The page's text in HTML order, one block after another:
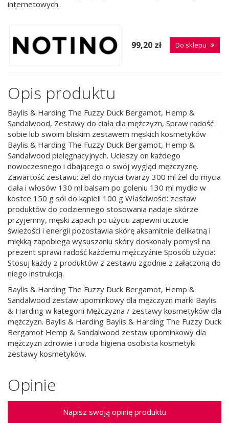
internetowych.
99,20 zł Do sklepu
Opis produktu
Baylis & Harding The Fuzzy Duck Bergamot, Hemp &
Sandalwood, Zestawy do ciała dla mężczyzn, Spraw radość
sobie lub swoim bliskim zestawem męskich kosmetyków
Baylis & Harding The Fuzzy Duck Bergamot, Hemp &
Sandalwood pielęgnacyjnych. Ucieszy on każdego
nowoczesnego i dbającego o swój wygląd mężczyznę.
Zawartość zestawu: żel do mycia twarzy 300 ml żel do mycia
ciała i włosów 130 ml balsam po goleniu 130 ml mydło w
kostce 150 g sól do kąpieli 100 g Właściwości: zestaw
produktów do codziennego stosowania nadaje skórze
przyjemny, męski zapach po użyciu zapewni uczucie
świeżości i energii pozostawia skórę aksamitnie delikatną i
miękką zapobiega wysuszaniu skóry doskonały pomysł na
prezent sprawi radość każdemu mężczyźnie Sposób użycia:
Stosuj każdy z produktów z zestawu zgodnie z załączoną do
niego instrukcją.
Baylis & Harding The Fuzzy Duck Bergamot, Hemp &
Sandalwood zestaw upominkowy dla mężczyzn marki Baylis
& Harding w kategorii Mężczyzna / zestawy kosmetyków dla
mężczyzn. Baylis & Harding Baylis & Harding The Fuzzy Duck
Bergamot Hemp & Sandalwood zestaw upominkowy dla
mężczyzn zdrowie i uroda higiena osobista kosmetyki
zestawy kosmetyków.
Opinie
Napisz swoją opinię produktu